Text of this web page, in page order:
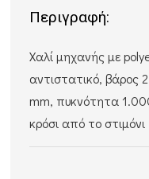
Περιγραφή:
Χαλί μηχανής με
αντιστατικό, βάρος
mm, πυκνότητα
κρόσι από το στιμόνι